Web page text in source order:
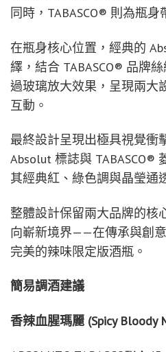
同時，TABASCO® 則為瓶
在瓶身核心位置，經典的
繹，結合 TABASCO® 品牌
過玻璃放大效果，呈現兩大
互動。
最終設計呈現出極具視覺衝
Absolut 標誌與 TABASCO®
其經典紅、綠色調與晶瑩通
整體設計保留兩大品牌的核
向嶄新境界——在傳承與創
完美的辣味限定版酒瓶。
簡易調酒建議
香辣血腥瑪麗 (Spicy Bloody